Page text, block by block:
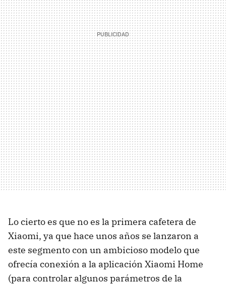
Lo cierto es que no es la primera cafetera de
Xiaomi, ya que hace unos años se lanzaron a
este segmento con un ambicioso modelo que
ofrecía conexión a la aplicación Xiaomi Home
(para controlar algunos parámetros de la